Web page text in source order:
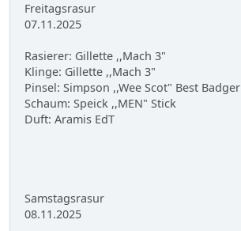
Freitagsrasur
07.11.2025
Rasierer: Gillette ,,Mach 3"
Klinge: Gillette ,,Mach 3"
Pinsel: Simpson ,,Wee Scot" Best Badger
Schaum: Speick ,,MEN" Stick
Duft: Aramis EdT
Samstagsrasur
08.11.2025